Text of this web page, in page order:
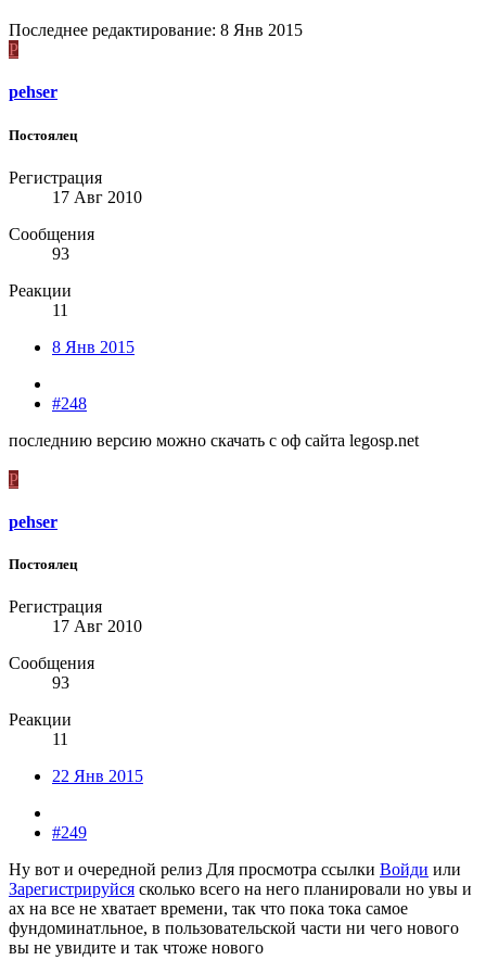
Последнее редактирование: 8 Янв 2015
P
pehser
Постоялец
Регистрация
17 Авг 2010
Сообщения
93
Реакции
11
8 Янв 2015
#248
последнию версию можно скачать с оф сайта legosp.net
P
pehser
Постоялец
Регистрация
17 Авг 2010
Сообщения
93
Реакции
11
22 Янв 2015
#249
Ну вот и очередной релиз Для просмотра ссылки Войди или
Зарегистрируйся сколько всего на него планировали но увы и
ах на все не хватает времени, так что пока тока самое
фундоминатльное, в пользовательской части ни чего нового
вы не увидите и так чтоже нового